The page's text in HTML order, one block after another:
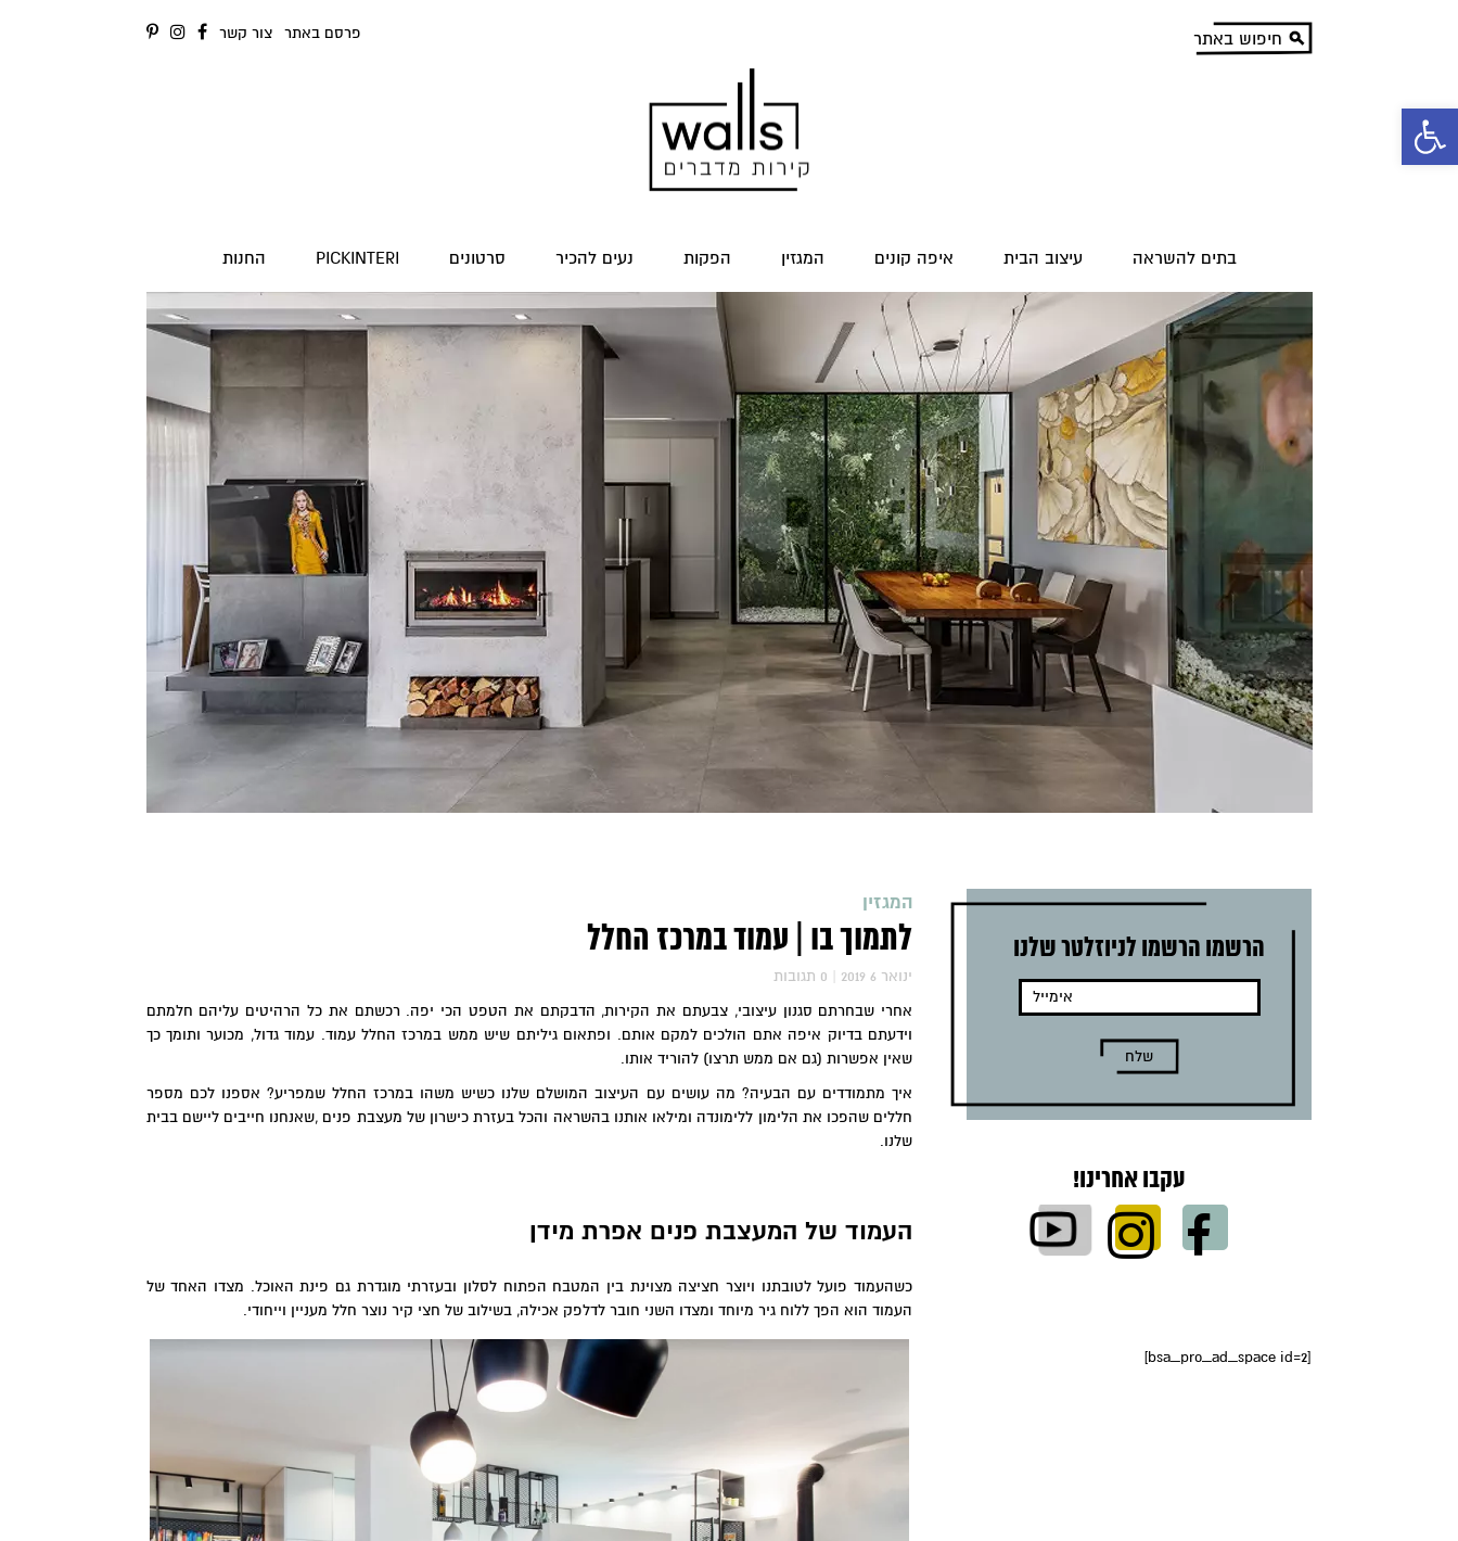
פתח סרגל נגישות
פרסם באתר צור קשר
בתים להשראה עיצוב הבית איפה קונים המגזין הפקות נעים להכיר סרטונים PICKINTERI החנות
המגזין
לתמוך בו | עמוד במרכז החלל
2019 ינואר 6 0 תגובות
אחרי שבחרתם סגנון עיצובי, צבעתם את הקירות, הדבקתם את הטפט הכי יפה. רכשתם את כל הרהיטים עליהם חלמתם
וידעתם בדיוק איפה אתם הולכים למקם אותם. ופתאום גיליתם שיש ממש במרכז החלל עמוד. עמוד גדול, מכוער ותומך כך
שאין אפשרות (גם אם ממש תרצו) להוריד אותו.
איך מתמודדים עם הבעיה? מה עושים עם העיצוב המושלם שלנו כשיש משהו במרכז החלל שמפריע? אספנו לכם מספר
חללים שהפכו את הלימון ללימונדה ומילאו אותנו בהשראה והכל בעזרת כישרון של מעצבת פנים ,שאנחנו חייבים ליישם בבית
שלנו.
העמוד של המעצבת פנים אפרת מידן
כשהעמוד פועל לטובתנו ויוצר חציצה מצוינת בין המטבח הפתוח לסלון ובעזרתי מוגדרת גם פינת האוכל. מצדו האחד של
העמוד הוא הפך ללוח גיר מיוחד ומצדו השני חובר לדלפק אכילה, בשילוב של חצי קיר נוצר חלל מעניין וייחודי.
הרשמו הרשמו לניוזלטר שלנו
עקבו אחרינו!
[bsa_pro_ad_space id=2]